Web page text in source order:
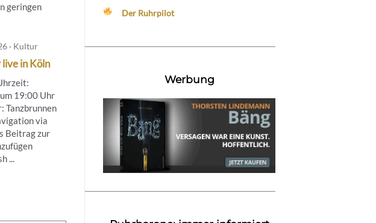
geringen
· Kultur
in Köln
19:00 Uhr
Tanzbrunnen
via
Beitrag zur
...
Der Ruhrpilot
Werbung